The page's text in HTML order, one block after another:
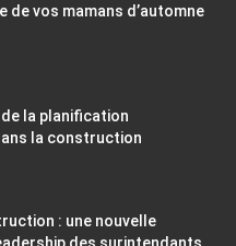
de vos mamans d’automne
la planification
la construction
: une nouvelle
des surintendants